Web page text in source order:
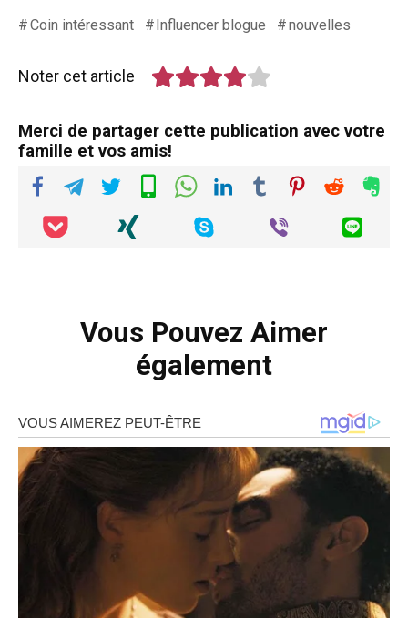
Coin intéressant Influencer blogue nouvelles
Noter cet article
Merci de partager cette publication avec votre
famille et vos amis!
Vous Pouvez Aimer
également